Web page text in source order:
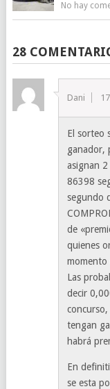
No hay
28
Dani
El sorteo
ganador,
asignan
86398
segundo
de
quienes
momento
Las
decir
tengan
habrá
En
se esta